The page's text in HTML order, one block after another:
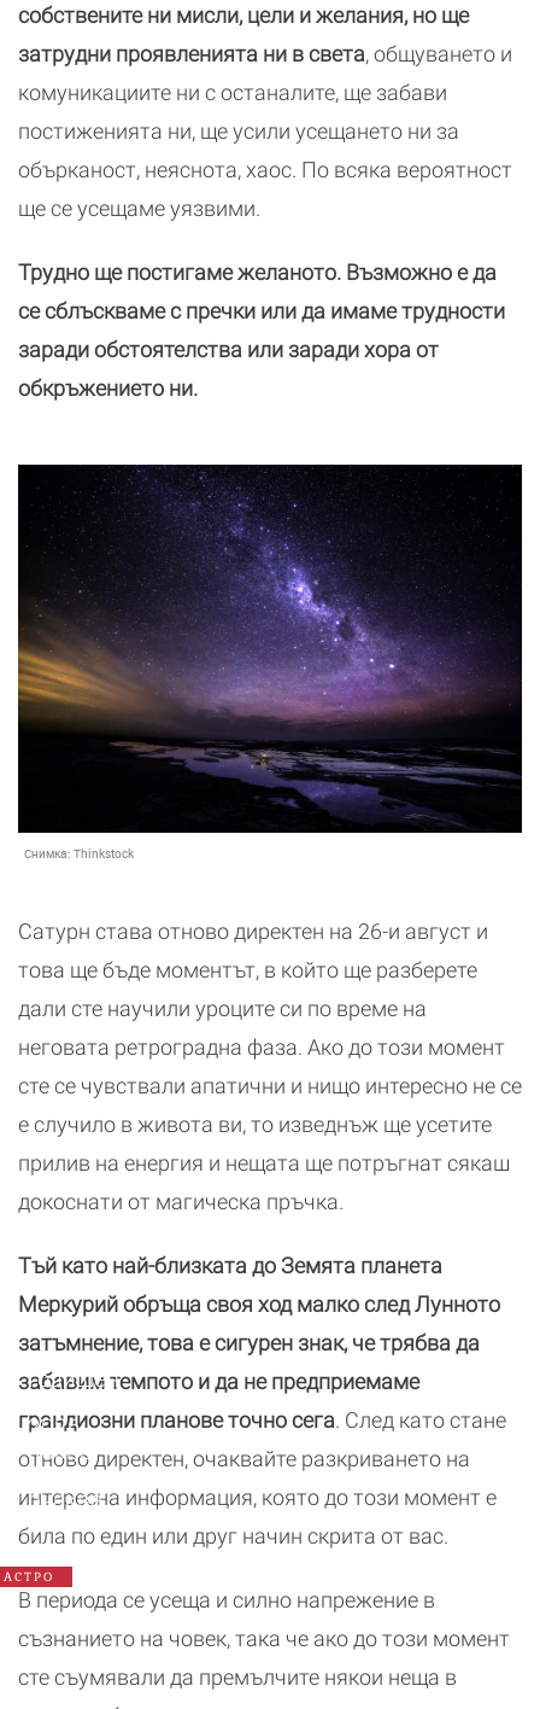
собствените ни мисли, цели и желания, но ще
затрудни проявленията ни в света, общуването и
комуникациите ни с останалите, ще забави
постиженията ни, ще усили усещането ни за
обърканост, неяснота, хаос. По всяка вероятност
ще се усещаме уязвими.
Трудно ще постигаме желаното. Възможно е да
се сблъскваме с пречки или да имаме трудности
заради обстоятелства или заради хора от
обкръжението ни.
Снимка: Thinkstock
Сатурн става отново директен на 26-и август и
това ще бъде моментът, в който ще разберете
дали сте научили уроците си по време на
неговата ретроградна фаза. Ако до този момент
сте се чувствали апатични и нищо интересно не се
е случило в живота ви, то изведнъж ще усетите
прилив на енергия и нещата ще потръгнат сякаш
докоснати от магическа пръчка.
Тъй като най-близката до Земята планета
Меркурий обръща своя ход малко след Лунното
затъмнение, това е сигурен знак, че трябва да
забавим темпото и да не предприемаме
грандиозни планове точно сега. След като стане
отново директен, очаквайте разкриването на
интересна информация, която до този момент е
била по един или друг начин скрита от вас.
Годишен
2026:
Какво
да
очаква
всяка
зодия
АСТРО
В периода се усеща и силно напрежение в
съзнанието на човек, така че ако до този момент
сте съумявали да премълчите някои неща в